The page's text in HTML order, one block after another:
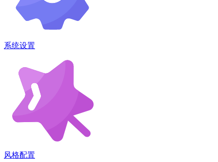
系统设置
风格配置